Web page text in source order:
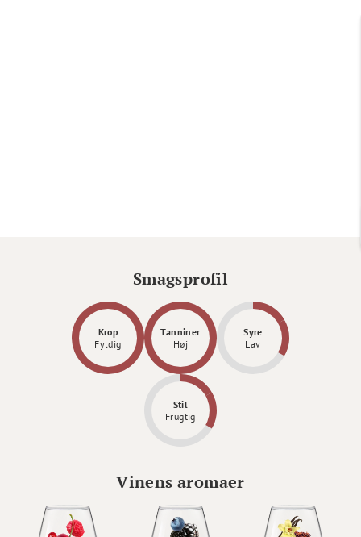
Smagsprofil
Krop
Fyldig
Tanniner
Høj
Syre
Lav
Stil
Frugtig
Vinens aromaer